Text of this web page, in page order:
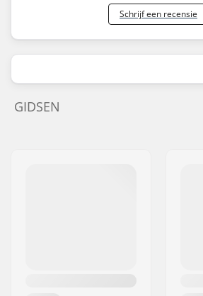
Schrijf een recensie
GIDSEN